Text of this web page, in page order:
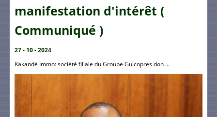
manifestation d'intérêt (
Communiqué )
27 - 10 - 2024
Kakandé Immo: société filiale du Groupe Guicopres don ...